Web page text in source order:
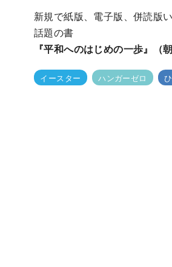
新規で紙版、電子版、併読版
話題の書
『平和へのはじめの一歩』（
イースター ハンガーゼロ